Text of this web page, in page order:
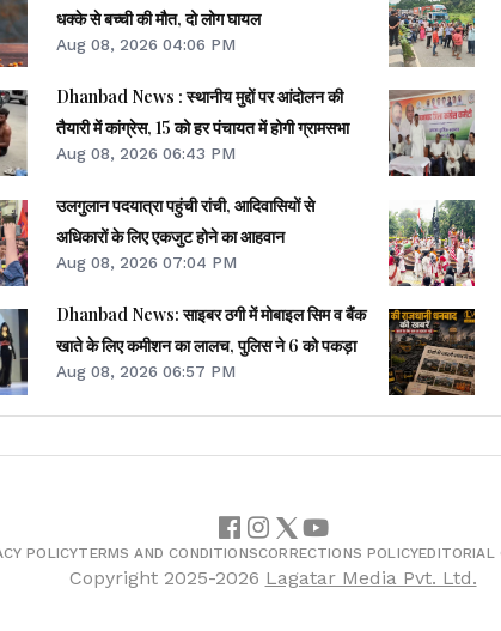
धक्के से बच्ची की मौत, दो लोग घायल
Aug 08, 2026 04:06 PM
Dhanbad News : स्थानीय मुद्दों पर आंदोलन की
तैयारी में कांग्रेस, 15 को हर पंचायत में होगी ग्रामसभा
Aug 08, 2026 06:43 PM
उलगुलान पदयात्रा पहुंची रांची, आदिवासियों से
अधिकारों के लिए एकजुट होने का आहवान
Aug 08, 2026 07:04 PM
Dhanbad News: साइबर ठगी में मोबाइल सिम व बैंक
खाते के लिए कमीशन का लालच, पुलिस ने 6 को पकड़ा
Aug 08, 2026 06:57 PM
POLICYTERMS AND CONDITIONSCORRECTIONS POLICYEDITORIAL
Copyright 2025-2026 Lagatar Media Pvt. Ltd.